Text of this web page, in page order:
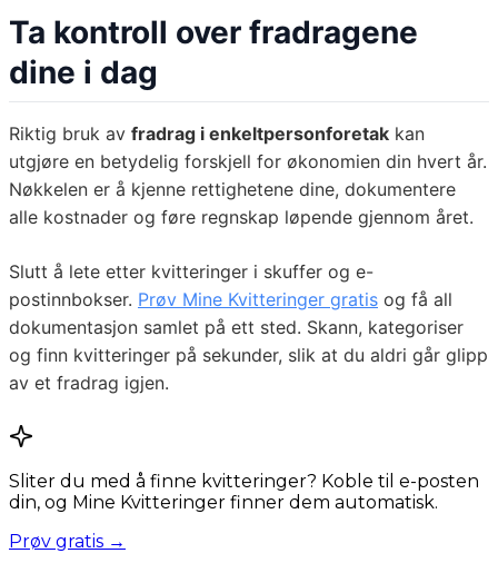
Ta kontroll over fradragene
dine i dag
Riktig bruk av fradrag i enkeltpersonforetak kan
utgjøre en betydelig forskjell for økonomien din hvert år.
Nøkkelen er å kjenne rettighetene dine, dokumentere
alle kostnader og føre regnskap løpende gjennom året.
Slutt å lete etter kvitteringer i skuffer og e-
postinnbokser. Prøv Mine Kvitteringer gratis og få all
dokumentasjon samlet på ett sted. Skann, kategoriser
og finn kvitteringer på sekunder, slik at du aldri går glipp
av et fradrag igjen.
Sliter du med å finne kvitteringer? Koble til e-posten
din, og Mine Kvitteringer finner dem automatisk.
Prøv gratis →